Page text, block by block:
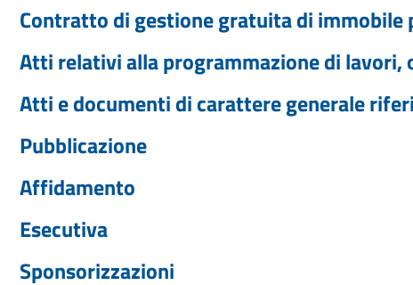
Contratto di gestione gratuita di immobile
Atti relativi alla programmazione di lavori,
Atti e documenti di carattere generale
Pubblicazione
Affidamento
Esecutiva
Sponsorizzazioni